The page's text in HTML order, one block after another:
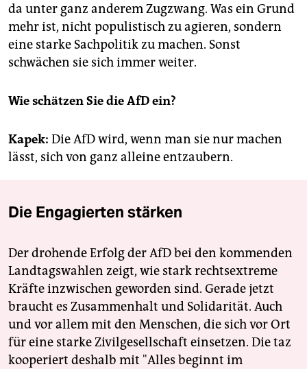
da unter ganz anderem Zugzwang. Was ein Grund
mehr ist, nicht populistisch zu agieren, sondern
eine starke Sachpolitik zu machen. Sonst
schwächen sie sich immer weiter.
Wie schätzen Sie die AfD ein?
Kapek: Die AfD wird, wenn man sie nur machen
lässt, sich von ganz alleine entzaubern.
Die Engagierten stärken
Der drohende Erfolg der AfD bei den kommenden
Landtagswahlen zeigt, wie stark rechtsextreme
Kräfte inzwischen geworden sind. Gerade jetzt
braucht es Zusammenhalt und Solidarität. Auch
und vor allem mit den Menschen, die sich vor Ort
für eine starke Zivilgesellschaft einsetzen. Die taz
kooperiert deshalb mit "Alles beginnt im